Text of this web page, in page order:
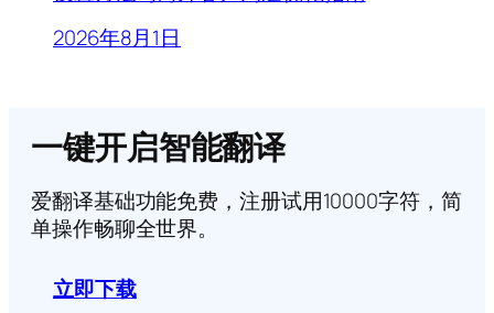
2026年8月1日
一键开启智能翻译
爱翻译基础功能免费，注册试用10000字符，简
单操作畅聊全世界。
立即下载